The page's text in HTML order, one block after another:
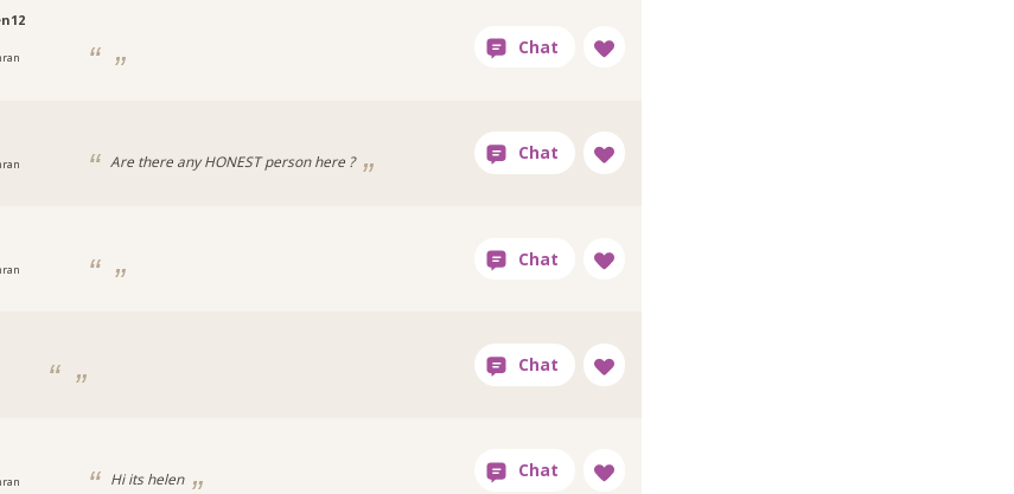
Are there any HONEST person here ?
Hi its helen